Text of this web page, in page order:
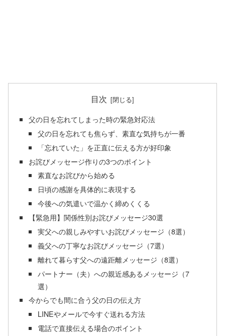
目次
父の日を忘れてしまった時の緊急対応法
父の日を忘れても焦らず、素直な気持ちが一番
「忘れていた」を正直に伝える方が好印象
お詫びメッセージ作りの3つのポイント
素直なお詫びから始める
日頃の感謝を具体的に表現する
今後への気遣いで温かく締めくくる
【緊急用】関係性別お詫びメッセージ30選
実父への親しみやすいお詫びメッセージ（8選）
義父への丁寧なお詫びメッセージ（7選）
離れて暮らす父への遠距離メッセージ（8選）
パートナー（夫）への親近感あるメッセージ（7
選）
今からでも間に合う父の日の伝え方
LINEやメールで今すぐ送れる方法
電話で直接伝える場合のポイント